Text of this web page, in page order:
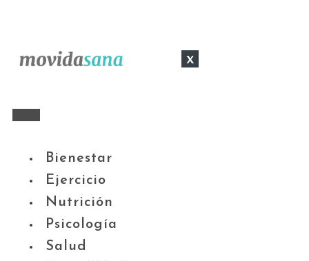
x
Bienestar
Ejercicio
Nutrición
Psicología
Salud